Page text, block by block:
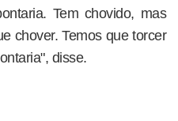
Tem chovido, mas
chover. Temos que torcer
disse.